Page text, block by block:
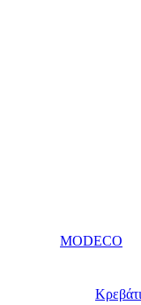
MODECO